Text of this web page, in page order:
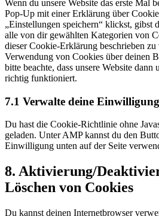
sonstiges
Wenn du unsere Website das erste Mal
Pop-Up mit einer Erklärung über
„Einstellungen speichern“ klickst, gibst
alle von dir gewählten Kategorien von
dieser Cookie-Erklärung beschrieben
Verwendung von Cookies über deinen
bitte beachte, dass unsere Website dann
richtig funktioniert.
7.1 Verwalte deine
Du hast die Cookie-Richtlinie ohne
geladen. Unter AMP kannst du den
Einwilligung unten auf der Seite
8. Aktivierung/
Löschen von Cookies
Du kannst deinen Internetbrowser